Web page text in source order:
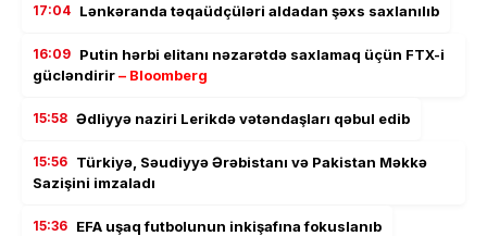
17:04 Lənkəranda təqaüdçüləri aldadan şəxs saxlanılıb
16:09 Putin hərbi elitanı nəzarətdə saxlamaq üçün FTX-i
gücləndirir– Bloomberg
15:58 Ədliyyə naziri Lerikdə vətəndaşları qəbul edib
15:56 Türkiyə, Səudiyyə Ərəbistanı və Pakistan Məkkə
Sazişini imzaladı
15:36 EFA uşaq futbolunun inkişafına fokuslanıb